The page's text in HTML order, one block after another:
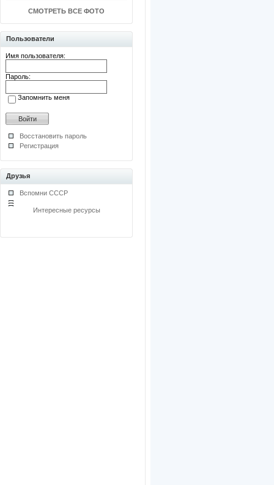
СМОТРЕТЬ ВСЕ ФОТО
Пользователи
Имя пользователя:
Пароль:
Запомнить меня
Восстановить пароль
Регистрация
Друзья
Вспомни СССР
Интересные ресурсы